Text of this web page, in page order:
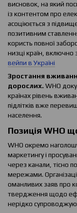
висновок, на який
із контентом про
асоціюється з
позитивним
користь повної
низці країн,
вейпи в Україні
Зростання
дорослих. WHO
країнах рівень
підлітків вже
населення.
Позиція WHO
WHO окремо
маркетингу і
через канали, тісно
мережами.
оманливих заяв про
твердження щодо
нерідко